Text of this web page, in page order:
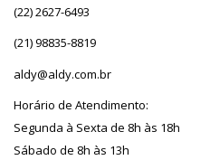
(22) 2627-6493
(21) 98835-8819
aldy@aldy.com.br
Horário de Atendimento:
Segunda à Sexta de 8h às 18h
Sábado de 8h às 13h